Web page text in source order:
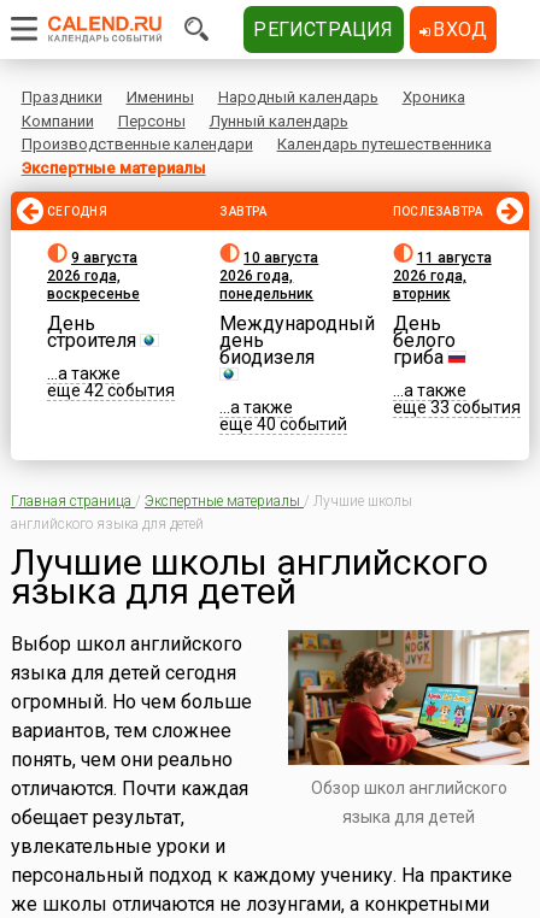
Праздники Именины Народный календарь
Хроника
Компании
Персоны
Лунный календарь
Производственные календари
Календарь путешественника
Экспертные материалы
СЕГОДНЯ
9 августа
2026 года,
воскресенье
День
строителя
...а также
еще 42 события
ЗАВТРА
10 августа
2026 года,
понедельник
Международный
день
биодизеля
...а также
еще 40 событий
ПОСЛЕЗАВТРА
11 августа
2026 года,
вторник
День
белого
гриба
...а также
еще 33 события
Главная страница / Экспертные материалы / Лучшие школы
английского языка для детей
Лучшие школы английского
языка для детей
Обзор школ английского
языка для детей
Выбор школ английского
языка для детей сегодня
огромный. Но чем больше
вариантов, тем сложнее
понять, чем они реально
отличаются. Почти каждая
обещает результат,
увлекательные уроки и
персональный подход к каждому ученику. На практике
же школы отличаются не лозунгами, а конкретными
РЕГИСТРАЦИЯ ВХОД